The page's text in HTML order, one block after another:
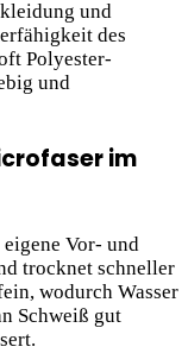
und
des
Polyester-
und
im
Vor- und
trocknet schneller
wodurch Wasser
Schweiß gut